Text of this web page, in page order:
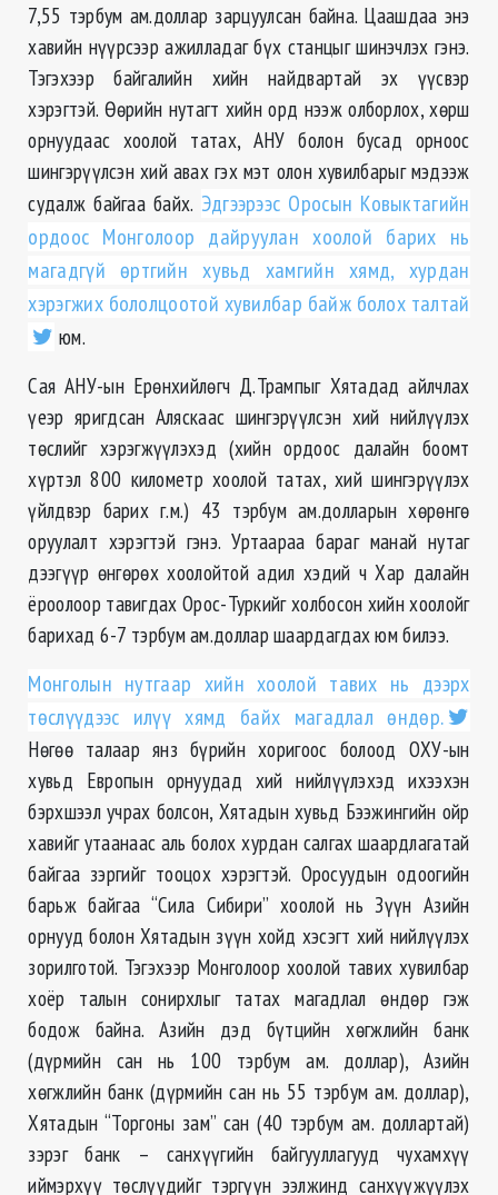
7,55 тэрбум ам.доллар зарцуулсан байна. Цаашдаа энэ
хавийн нүүрсээр ажилладаг бүх станцыг шинэчлэх гэнэ.
Тэгэхээр байгалийн хийн найдвартай эх үүсвэр
хэрэгтэй. Өөрийн нутагт хийн орд нээж олборлох, хөрш
орнуудаас хоолой татах, АНУ болон бусад орноос
шингэрүүлсэн хий авах гэх мэт олон хувилбарыг мэдээж
судалж байгаа байх. Эдгээрээс Оросын Ковыктагийн
ордоос Монголоор дайруулан хоолой барих нь
магадгүй өртгийн хувьд хамгийн хямд, хурдан
хэрэгжих бололцоотой хувилбар байж болох талтай
юм.
Сая АНУ-ын Ерөнхийлөгч Д.Трампыг Хятадад айлчлах
үеэр яригдсан Аляскаас шингэрүүлсэн хий нийлүүлэх
төслийг хэрэгжүүлэхэд (хийн ордоос далайн боомт
хүртэл 800 километр хоолой татах, хий шингэрүүлэх
үйлдвэр барих г.м.) 43 тэрбум ам.долларын хөрөнгө
оруулалт хэрэгтэй гэнэ. Уртаараа бараг манай нутаг
дээгүүр өнгөрөх хоолойтой адил хэдий ч Хар далайн
ёроолоор тавигдах Орос-Туркийг холбосон хийн хоолойг
барихад 6-7 тэрбум ам.доллар шаардагдах юм билээ.
Монголын нутгаар хийн хоолой тавих нь дээрх
төслүүдээс илүү хямд байх магадлал өндөр.
Нөгөө талаар янз бүрийн хоригоос болоод ОХУ-ын
хувьд Европын орнуудад хий нийлүүлэхэд ихээхэн
бэрхшээл учрах болсон, Хятадын хувьд Бээжингийн ойр
хавийг утаанаас аль болох хурдан салгах шаардлагатай
байгаа зэргийг тооцох хэрэгтэй. Оросуудын одоогийн
барьж байгаа “Сила Сибири” хоолой нь Зүүн Азийн
орнууд болон Хятадын зүүн хойд хэсэгт хий нийлүүлэх
зорилготой. Тэгэхээр Монголоор хоолой тавих хувилбар
хоёр талын сонирхлыг татах магадлал өндөр гэж
бодож байна. Азийн дэд бүтцийн хөгжлийн банк
(дүрмийн сан нь 100 тэрбум ам. доллар), Азийн
хөгжлийн банк (дүрмийн сан нь 55 тэрбум ам. доллар),
Хятадын “Торгоны зам” сан (40 тэрбум ам. доллартай)
зэрэг банк – санхүүгийн байгууллагууд чухамхүү
иймэрхүү төслүүдийг тэргүүн ээлжинд санхүүжүүлэх